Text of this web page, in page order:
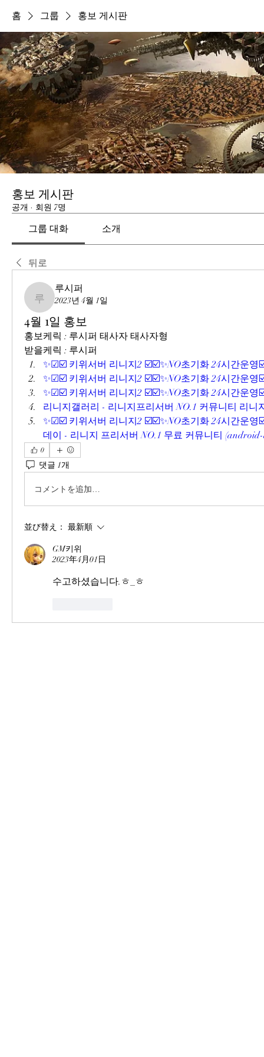
홈 그룹 홍보 게시판
홍보 게시판
공개 · 회원 7명
그룹 대화 소개
뒤로
루시퍼
루시퍼
2023년 4월 1일
4월 1일 홍보
홍보케릭 : 루시퍼 태사자 태사자형
받을케릭 : 루시퍼
✨☑☑️ 키위서버 리니지2 ☑️☑️✨NO초기화 24시간운영
✨☑☑️ 키위서버 리니지2 ☑️☑️✨NO초기화 24시간운영
✨☑☑️ 키위서버 리니지2 ☑️☑️✨NO초기화 24시간운영
리니지갤러리 - 리니지프리서버 NO.1 커뮤니티 리니
✨☑☑️ 키위서버 리니지2 ☑️☑️✨NO초기화 24시간운영
데이 - 리니지 프리서버 NO.1 무료 커뮤니티 (android-
0
댓글 1개
コメントを追加…
並び替え： 最新順
GM키위
2023年4月01日
수고하셨습니다.ㅎ_ㅎ